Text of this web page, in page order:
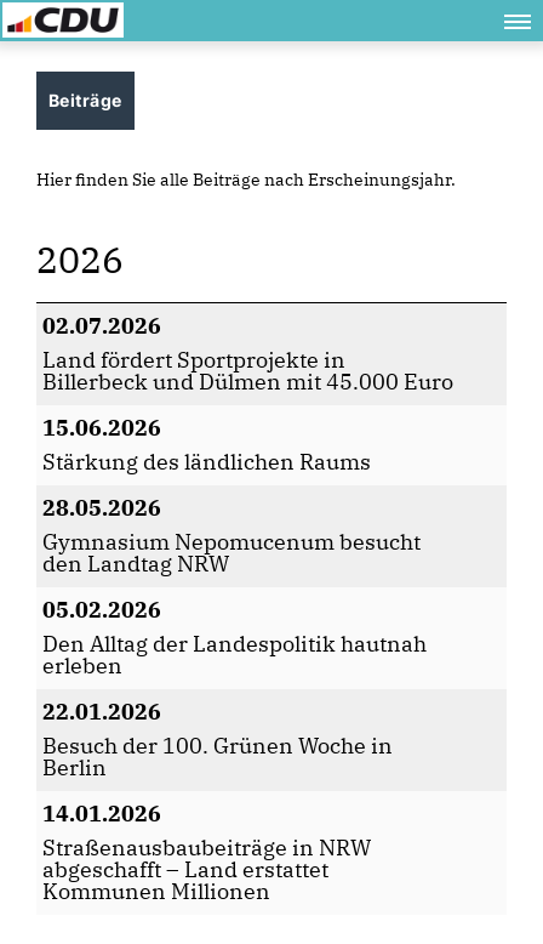
Beiträge
Hier finden Sie alle Beiträge nach Erscheinungsjahr.
2026
02.07.2026
Land fördert Sportprojekte in
Billerbeck und Dülmen mit 45.000 Euro
15.06.2026
Stärkung des ländlichen Raums
28.05.2026
Gymnasium Nepomucenum besucht
den Landtag NRW
05.02.2026
Den Alltag der Landespolitik hautnah
erleben
22.01.2026
Besuch der 100. Grünen Woche in
Berlin
14.01.2026
Straßenausbaubeiträge in NRW
abgeschafft – Land erstattet
Kommunen Millionen